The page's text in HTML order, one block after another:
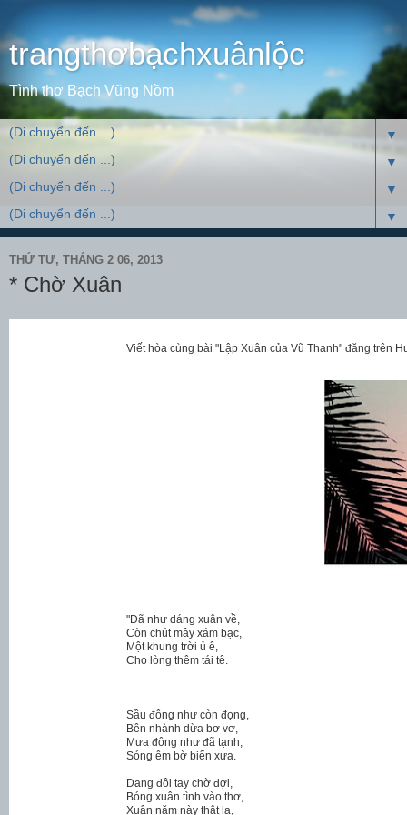
trangthơbạchxuânlộc
Tình thơ Bạch Vũng Nồm
▼
▼
▼
▼
THỨ TƯ, THÁNG 2 06, 2013
* Chờ Xuân
Viết hòa cùng bài "Lập Xuân của Vũ Thanh" đăng trên
"Đã như dáng xuân về,
Còn chút mây xám bạc,
Một khung trời ủ ê,
Cho lòng thêm tái tê.
Sầu đông như còn đọng,
Bên nhành dừa bơ vơ,
Mưa đông như đã tạnh,
Sóng êm bờ biển xưa.
Dang đôi tay chờ đợi,
Bóng xuân tình vào thơ,
Xuân năm này thật lạ,